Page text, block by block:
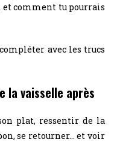
et comment tu pourrais
avec les trucs
la vaisselle après
plat, ressentir de la
se retourner… et voir